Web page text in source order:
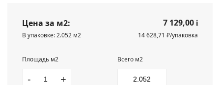
Цена за м2: 7 129,00 i
В упаковке: 2.052 м2
14 628,71 ₽/упаковка
Площадь м2
- +
Всего м2